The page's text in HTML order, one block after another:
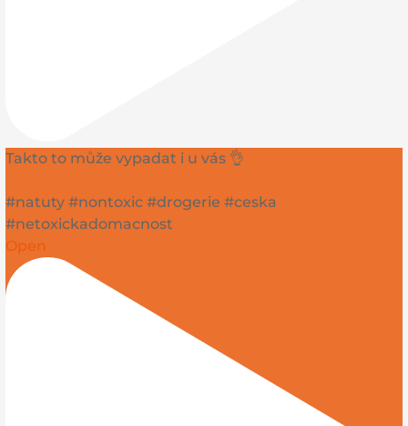
Takto to může vypadat i u vás 👌
#natuty #nontoxic #drogerie #ceska
#netoxickadomacnost
Open